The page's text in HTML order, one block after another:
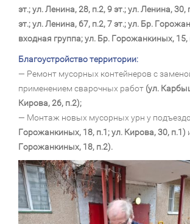
эт.; ул. Ленина, 28, п.2, 9 эт.; ул. Ленина, 30,
эт.; ул. Ленина, 67, п.2, 7 эт.; ул. Бр.
входная группа; ул. Бр. Горожанкиных, 15,
Благоустройство территории:
— Ремонт мусорных контейнеров с
применением сварочных работ (ул.
Кирова, 26, п.2);
— Монтаж новых мусорных урн у
Горожанкиных, 18, п.1; ул. Кирова, 30, п.1)
Горожанкиных, 18, п.2).